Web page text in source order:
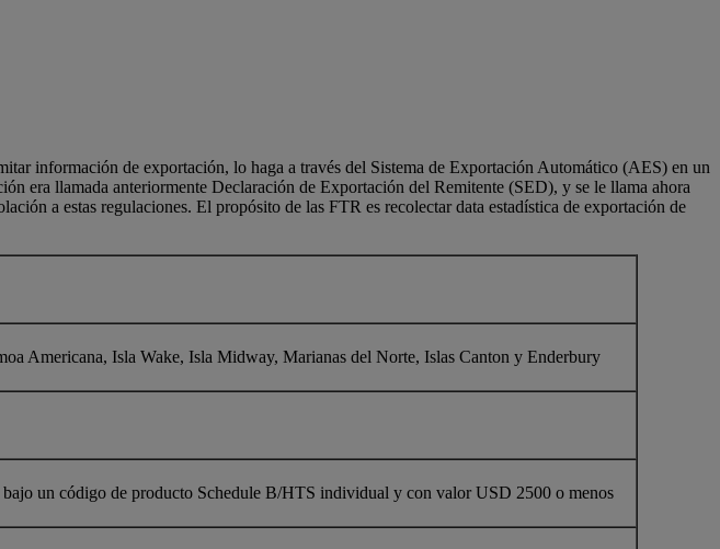
información de exportación, lo haga a través del Sistema de Exportación Automático (AES) en un
era llamada anteriormente Declaración de Exportación del Remitente (SED), y se le llama ahora
a estas regulaciones. El propósito de las FTR es recolectar data estadística de exportación de
Americana, Isla Wake, Isla Midway, Marianas del Norte, Islas Canton y Enderbury
un código de producto Schedule B/HTS individual y con valor USD 2500 o menos